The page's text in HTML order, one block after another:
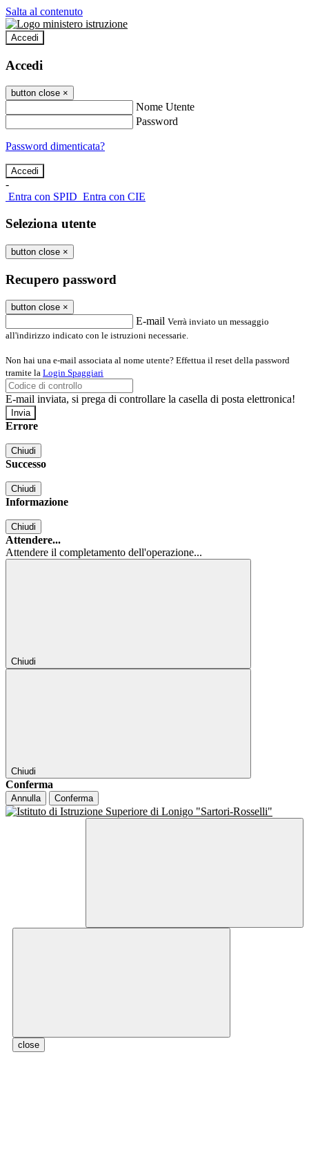
Salta al contenuto
Accedi
Accedi
button close ×
Nome Utente
Password
Password dimenticata?
-
Entra con SPID Entra con CIE
Seleziona utente
button close ×
Recupero password
button close ×
E-mail Verrà inviato un messaggio
all'indirizzo indicato con le istruzioni necessarie.
Non hai una e-mail associata al nome utente? Effettua il reset della password
tramite la Login Spaggiari
E-mail inviata, si prega di controllare la casella di posta elettronica!
Errore
Chiudi
Successo
Chiudi
Informazione
Chiudi
Attendere...
Attendere il completamento dell'operazione...
Chiudi
Chiudi
Conferma
Annulla Conferma
close